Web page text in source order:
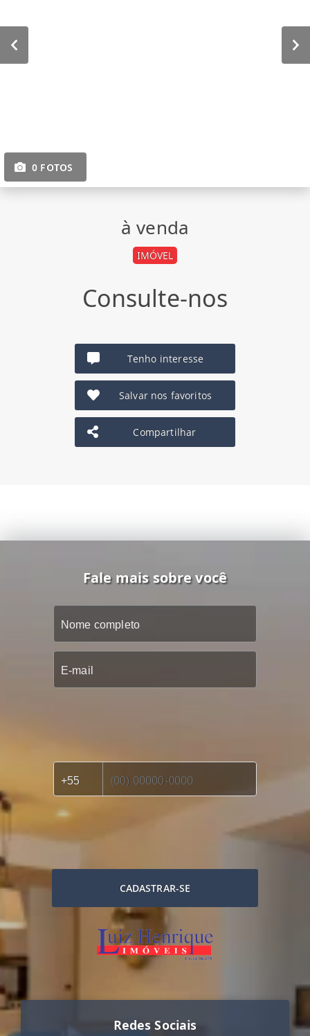
0 FOTOS
à venda
IMÓVEL
Consulte-nos
Tenho interesse
Salvar nos favoritos
Compartilhar
Fale mais sobre você
CADASTRAR-SE
Redes Sociais